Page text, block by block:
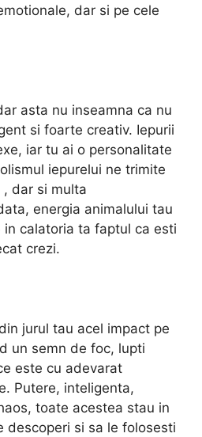
dar si pe cele
asta nu inseamna ca nu
si foarte creativ. Iepurii
iar tu ai o personalitate
iepurelui ne trimite
dar si multa
energia animalului tau
calatoria ta faptul ca esti
crezi.
jurul tau acel impact pe
un semn de foc, lupti
este cu adevarat
Putere, inteligenta,
toate acestea stau in
descoperi si sa le folosesti